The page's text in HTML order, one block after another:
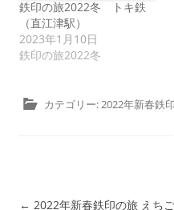
鉄印の旅2022冬 トキ鉄
（直江津駅）
2023年1月10日
鉄印の旅2022冬
カテゴリー:2022年新春鉄
投稿ナビゲーション
← 2022年新春鉄印の旅 えちご